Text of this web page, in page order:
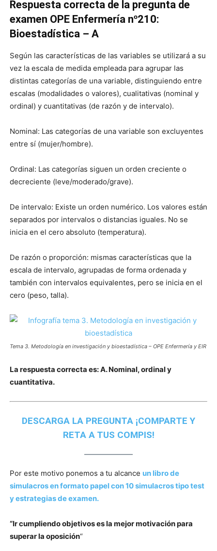
Respuesta correcta de la pregunta de
examen OPE Enfermería nº210:
Bioestadística – A
Según las características de las variables se utilizará a su
vez la escala de medida empleada para agrupar las
distintas categorías de una variable, distinguiendo entre
escalas (modalidades o valores), cualitativas (nominal y
ordinal) y cuantitativas (de razón y de intervalo).
Nominal: Las categorías de una variable son excluyentes
entre sí (mujer/hombre).
Ordinal: Las categorías siguen un orden creciente o
decreciente (leve/moderado/grave).
De intervalo: Existe un orden numérico. Los valores están
separados por intervalos o distancias iguales. No se
inicia en el cero absoluto (temperatura).
De razón o proporción: mismas características que la
escala de intervalo, agrupadas de forma ordenada y
también con intervalos equivalentes, pero se inicia en el
cero (peso, talla).
Tema 3. Metodología en investigación y bioestadística – OPE Enfermería y EIR
La respuesta correcta es: A. Nominal, ordinal y
cuantitativa.
DESCARGA LA PREGUNTA ¡COMPARTE Y
RETA A TUS COMPIS!
Por este motivo ponemos a tu alcance un libro de
simulacros en formato papel con 10 simulacros tipo test
y estrategias de examen.
“Ir cumpliendo objetivos es la mejor motivación para
superar la oposición“